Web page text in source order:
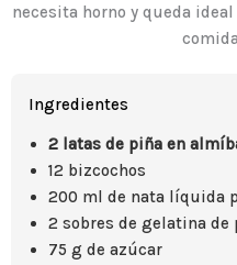
necesita horno y queda
Ingredientes
2 latas de piña en
12 bizcochos
200 ml de nata líquida
2 sobres de gelatina de
75 g de azúcar